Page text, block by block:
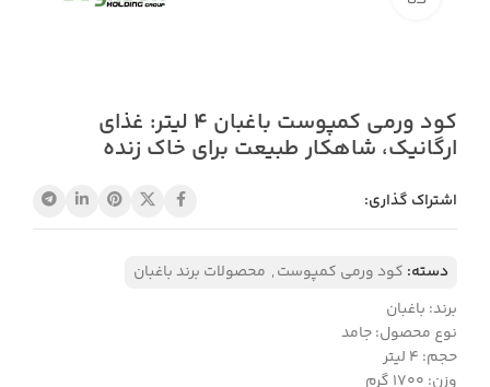
کود ورمی کمپوست باغبان 4 لیتر: غذای
ارگانیک، شاهکار طبیعت برای خاک زنده
اشتراک گذاری:
دسته: کود ورمی کمپوست, محصولات برند باغبان
برند: باغبان
نوع محصول: جامد
حجم: ۴ لیتر
وزن: ۱۷۰۰ گرم